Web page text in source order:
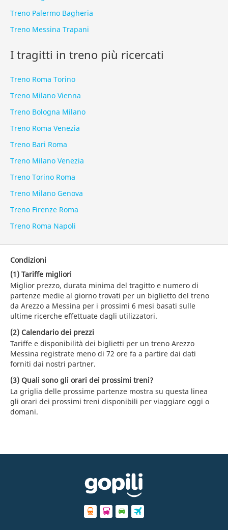
Treno Palermo Bagheria
Treno Messina Trapani
I tragitti in treno più ricercati
Treno Roma Torino
Treno Milano Vienna
Treno Bologna Milano
Treno Roma Venezia
Treno Bari Roma
Treno Milano Venezia
Treno Torino Roma
Treno Milano Genova
Treno Firenze Roma
Treno Roma Napoli
Condizioni
(1) Tariffe migliori
Miglior prezzo, durata minima del tragitto e numero di
partenze medie al giorno trovati per un biglietto del treno
da Arezzo a Messina per i prossimi 6 mesi basati sulle
ultime ricerche effettuate dagli utilizzatori.
(2) Calendario dei prezzi
Tariffe e disponibilità dei biglietti per un treno Arezzo
Messina registrate meno di 72 ore fa a partire dai dati
forniti dai nostri partner.
(3) Quali sono gli orari dei prossimi treni?
La griglia delle prossime partenze mostra su questa linea
gli orari dei prossimi treni disponibili per viaggiare oggi o
domani.